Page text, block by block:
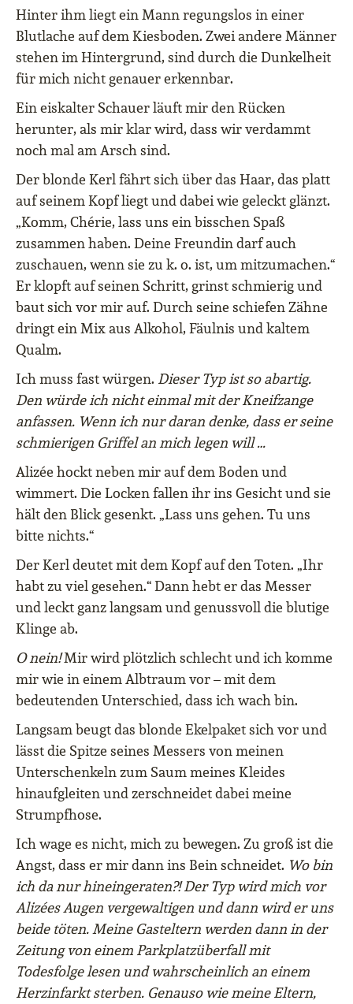
Hinter ihm liegt ein Mann regungslos in einer
Blutlache auf dem Kiesboden. Zwei andere Männer
stehen im Hintergrund, sind durch die Dunkelheit
für mich nicht genauer erkennbar.
Ein eiskalter Schauer läuft mir den Rücken
herunter, als mir klar wird, dass wir verdammt
noch mal am Arsch sind.
Der blonde Kerl fährt sich über das Haar, das platt
auf seinem Kopf liegt und dabei wie geleckt glänzt.
„Komm, Chérie, lass uns ein bisschen Spaß
zusammen haben. Deine Freundin darf auch
zuschauen, wenn sie zu k. o. ist, um mitzumachen.“
Er klopft auf seinen Schritt, grinst schmierig und
baut sich vor mir auf. Durch seine schiefen Zähne
dringt ein Mix aus Alkohol, Fäulnis und kaltem
Qualm.
Ich muss fast würgen. Dieser Typ ist so abartig.
Den würde ich nicht einmal mit der Kneifzange
anfassen. Wenn ich nur daran denke, dass er seine
schmierigen Griffel an mich legen will …
Alizée hockt neben mir auf dem Boden und
wimmert. Die Locken fallen ihr ins Gesicht und sie
hält den Blick gesenkt. „Lass uns gehen. Tu uns
bitte nichts.“
Der Kerl deutet mit dem Kopf auf den Toten. „Ihr
habt zu viel gesehen.“ Dann hebt er das Messer
und leckt ganz langsam und genussvoll die blutige
Klinge ab.
O nein!Mir wird plötzlich schlecht und ich komme
mir wie in einem Albtraum vor – mit dem
bedeutenden Unterschied, dass ich wach bin.
Langsam beugt das blonde Ekelpaket sich vor und
lässt die Spitze seines Messers von meinen
Unterschenkeln zum Saum meines Kleides
hinaufgleiten und zerschneidet dabei meine
Strumpfhose.
Ich wage es nicht, mich zu bewegen. Zu groß ist die
Angst, dass er mir dann ins Bein schneidet. Wo bin
ich da nur hineingeraten?! Der Typ wird mich vor
Alizées Augen vergewaltigen und dann wird er uns
beide töten. Meine Gasteltern werden dann in der
Zeitung von einem Parkplatzüberfall mit
Todesfolge lesen und wahrscheinlich an einem
Herzinfarkt sterben. Genauso wie meine Eltern,